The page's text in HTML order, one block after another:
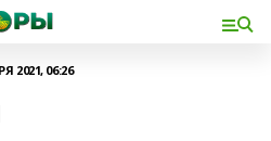
2021, 06:26